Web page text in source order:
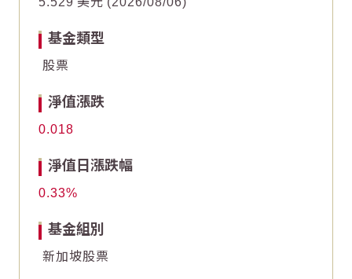
基金類型
股票
淨值漲跌
0.018
淨值日漲跌幅
0.33
基金組別
新加坡股票